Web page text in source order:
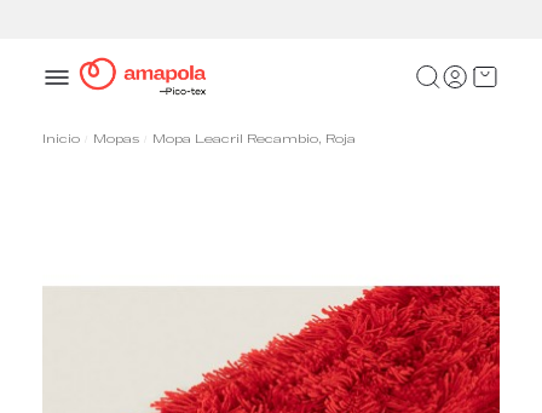
Inicio Mopas Mopa Leacril Recambio, Roja